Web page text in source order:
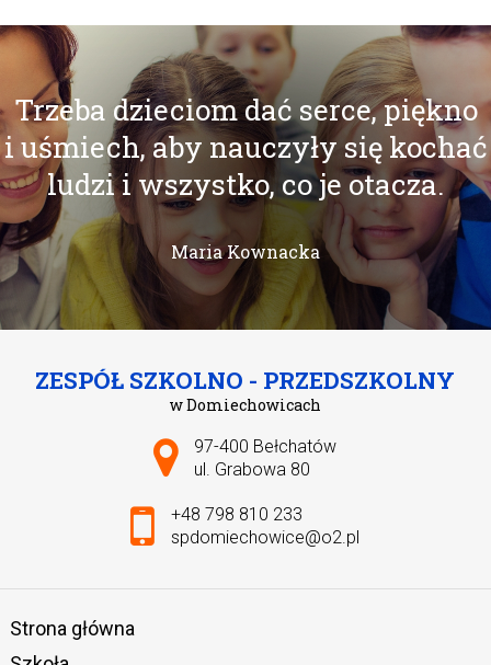
Trzeba dzieciom dać serce, piękno
i uśmiech, aby nauczyły się kochać
ludzi i wszystko, co je otacza.
Maria Kownacka
ZESPÓŁ SZKOLNO - PRZEDSZKOLNY
w Domiechowicach
Adres pocztowy:
97-400 Bełchatów
ul. Grabowa 80
+48 798 810 233
spdomiechowice@o2.pl
Strona główna